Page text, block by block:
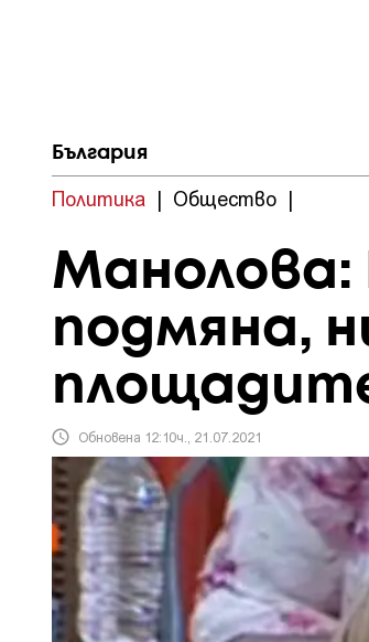
България
Политика | Общество |
Манолова:
подмяна,
Обновена 12:10ч., 21.07.2021